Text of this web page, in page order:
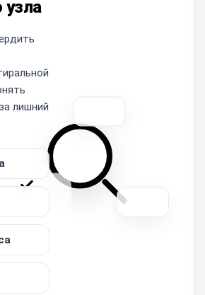
узла
лишний